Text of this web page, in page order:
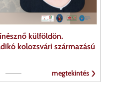
külföldön.
kolozsvári származású
megtekintés